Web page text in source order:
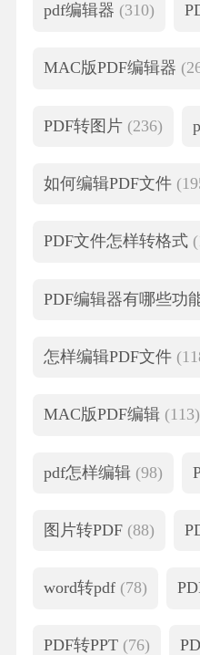
pdf编辑器 (310)
MAC版PDF编辑器
PDF转图片 (236)
如何编辑PDF文件
PDF文件怎样转格式
PDF编辑器有哪些功
怎样编辑PDF文件
MAC版PDF编辑 (113)
pdf怎样编辑 (98)
图片转PDF (88)
word转pdf (78)
PDF转PPT (76)